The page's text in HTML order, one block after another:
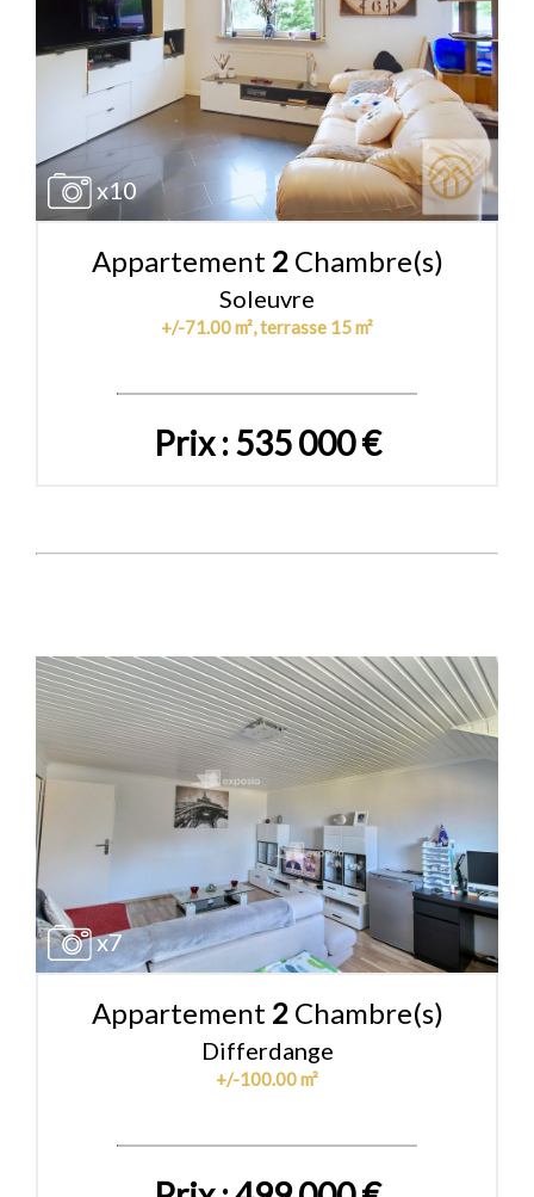
x10
Appartement 2Chambre(s)
Soleuvre
+/-71.00 m², terrasse 15 m²
Prix : 535 000 €
x7
Appartement 2Chambre(s)
Differdange
+/-100.00 m²